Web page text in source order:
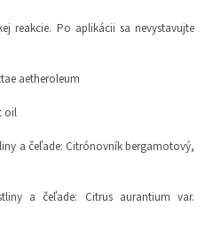
reakcie. Po aplikácii sa nevystavujte
aetheroleum
oil
a čeľade: Citrónovník bergamotový,
a čeľade: Citrus aurantium var.